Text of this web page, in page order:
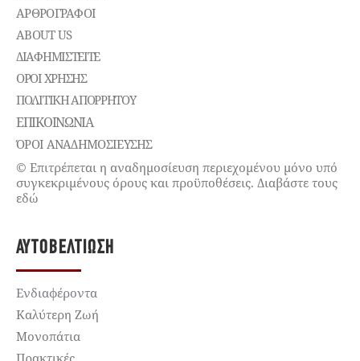
ΑΡΘΡΟΓΡΑΦΟΙ
ABOUT US
ΔΙΑΦΗΜΙΣΤΕΊΤΕ
ΌΡΟΙ ΧΡΉΣΗΣ
ΠΟΛΙΤΙΚΉ ΑΠΟΡΡΉΤΟΥ
ΕΠΙΚΟΙΝΩΝΊΑ
ΌΡΟΙ ΑΝΑΔΗΜΟΣΙΕΥΣΗΣ
© Επιτρέπεται η αναδημοσίευση περιεχομένου μόνο υπό
συγκεκριμένους όρους και προϋποθέσεις. Διαβάστε τους
εδώ
ΑΥΤΟΒΕΛΤΊΩΣΗ
Ενδιαφέροντα
Καλύτερη Ζωή
Μονοπάτια